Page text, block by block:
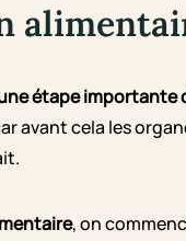
étape importante
avant cela les
, on